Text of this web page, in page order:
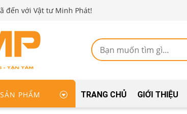
đến với Vật tư Minh Phát!
PHẨM TRANG CHỦ GIỚI THIỆU